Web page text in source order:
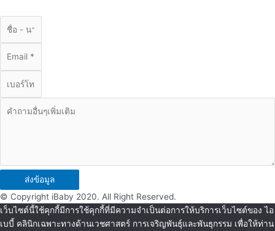
ส่งข้อมูล
© Copyright iBaby 2020. All Right Reserved.
เว็บไซต์นี้ใช้คุกกี้มีการใช้คุกกี้ที่มีความจำเป็นต่อการให้บริการเว็บไซต์ของ ไอ
เบบี้ คลินิกเฉพาะทางด้านเวชศาสตร์ การเจริญพันธุ์และพันธุกรรม เพื่อให้ท่าน